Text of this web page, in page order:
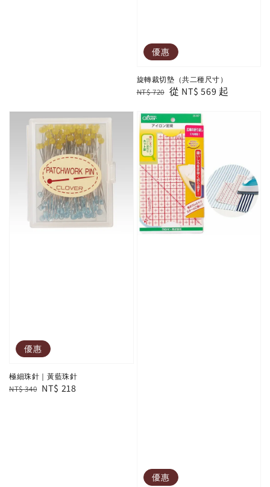
優惠
旋轉裁切墊（共二種尺寸）
Regular
NT$ 720 Sale
從 NT$ 569 起
優惠
極細珠針｜黃藍珠針
Regular
NT$ 340 Sale
NT$ 218
優惠